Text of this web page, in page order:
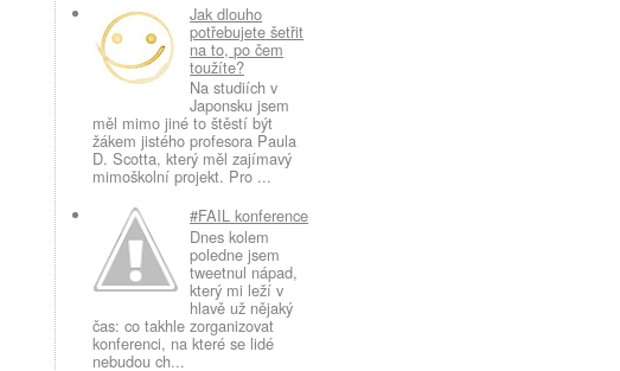
Jak dlouho
potřebujete šetřit
na to, po čem
toužíte?
Na studiích v
Japonsku jsem
měl mimo jiné to štěstí být
žákem jistého profesora Paula
D. Scotta, který měl zajímavý
mimoškolní projekt. Pro ...
#FAIL konference
Dnes kolem
poledne jsem
tweetnul nápad,
který mi leží v
hlavě už nějaký
čas: co takhle zorganizovat
konferenci, na které se lidé
nebudou ch...